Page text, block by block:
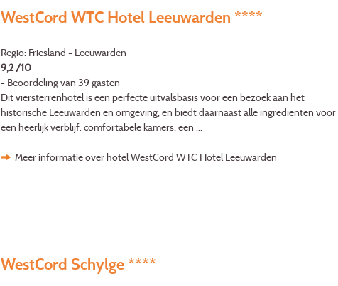
WestCord WTC Hotel Leeuwarden ****
Regio: Friesland - Leeuwarden
9,2 /10
- Beoordeling van 39 gasten
Dit viersterrenhotel is een perfecte uitvalsbasis voor een bezoek aan het
historische Leeuwarden en omgeving, en biedt daarnaast alle ingrediënten voor
een heerlijk verblijf: comfortabele kamers, een ...
Meer informatie over hotel WestCord WTC Hotel Leeuwarden
WestCord Schylge ****